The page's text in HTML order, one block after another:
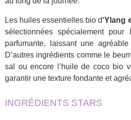
Les huiles essentielles bio d‘Ylang
sélectionnées spécialement
parfumante, laissant une
D’autres ingrédients comme le
sal ou encore l’huile de coco bio
garantir une texture fondante et
INGRÉDIENTS STARS